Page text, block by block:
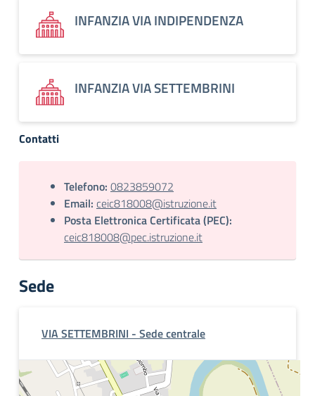
INFANZIA VIA INDIPENDENZA
INFANZIA VIA SETTEMBRINI
Contatti
Telefono: 0823859072
Email: ceic818008@istruzione.it
Posta Elettronica Certificata (PEC):
ceic818008@pec.istruzione.it
Sede
VIA SETTEMBRINI - Sede centrale